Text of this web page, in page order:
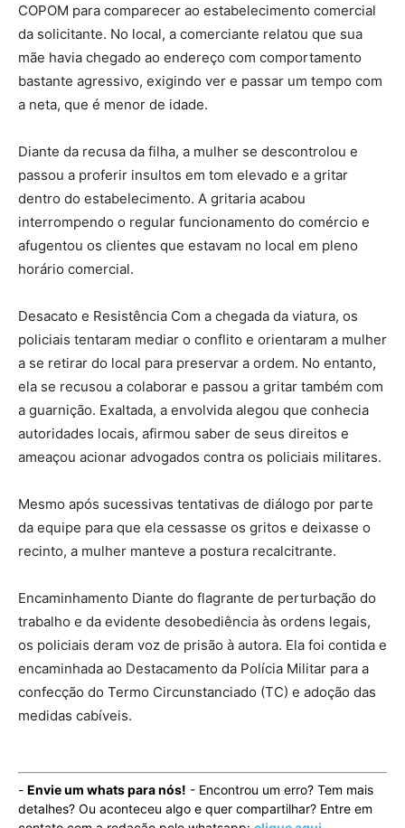
COPOM para comparecer ao estabelecimento comercial
da solicitante. No local, a comerciante relatou que sua
mãe havia chegado ao endereço com comportamento
bastante agressivo, exigindo ver e passar um tempo com
a neta, que é menor de idade.
Diante da recusa da filha, a mulher se descontrolou e
passou a proferir insultos em tom elevado e a gritar
dentro do estabelecimento. A gritaria acabou
interrompendo o regular funcionamento do comércio e
afugentou os clientes que estavam no local em pleno
horário comercial.
Desacato e Resistência Com a chegada da viatura, os
policiais tentaram mediar o conflito e orientaram a mulher
a se retirar do local para preservar a ordem. No entanto,
ela se recusou a colaborar e passou a gritar também com
a guarnição. Exaltada, a envolvida alegou que conhecia
autoridades locais, afirmou saber de seus direitos e
ameaçou acionar advogados contra os policiais militares.
Mesmo após sucessivas tentativas de diálogo por parte
da equipe para que ela cessasse os gritos e deixasse o
recinto, a mulher manteve a postura recalcitrante.
Encaminhamento Diante do flagrante de perturbação do
trabalho e da evidente desobediência às ordens legais,
os policiais deram voz de prisão à autora. Ela foi contida e
encaminhada ao Destacamento da Polícia Militar para a
confecção do Termo Circunstanciado (TC) e adoção das
medidas cabíveis.
- Envie um whats para nós! - Encontrou um erro? Tem mais
detalhes? Ou aconteceu algo e quer compartilhar? Entre em